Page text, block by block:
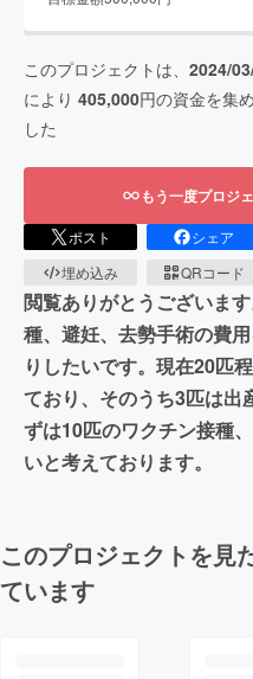
このプロジェクトは、 2024/
により 405,000円の資金を集
した
もう一度プロジ
ポスト シェア
埋め込み
QRコード
閲覧ありがとうございま
種、避妊、去勢手術の費
りしたいです。現在20匹
ており、そのうち3匹は出
ずは10匹のワクチン接種
いと考えております。
このプロジェクトを見
ています